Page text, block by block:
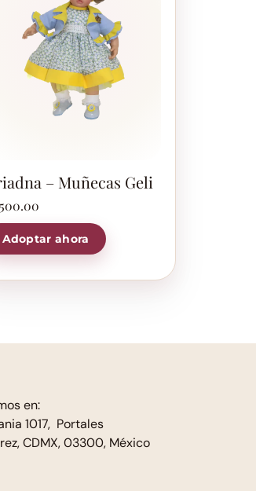
– Muñecas Geli
Adoptar ahora
en:
1017, Portales
CDMX, 03300, México